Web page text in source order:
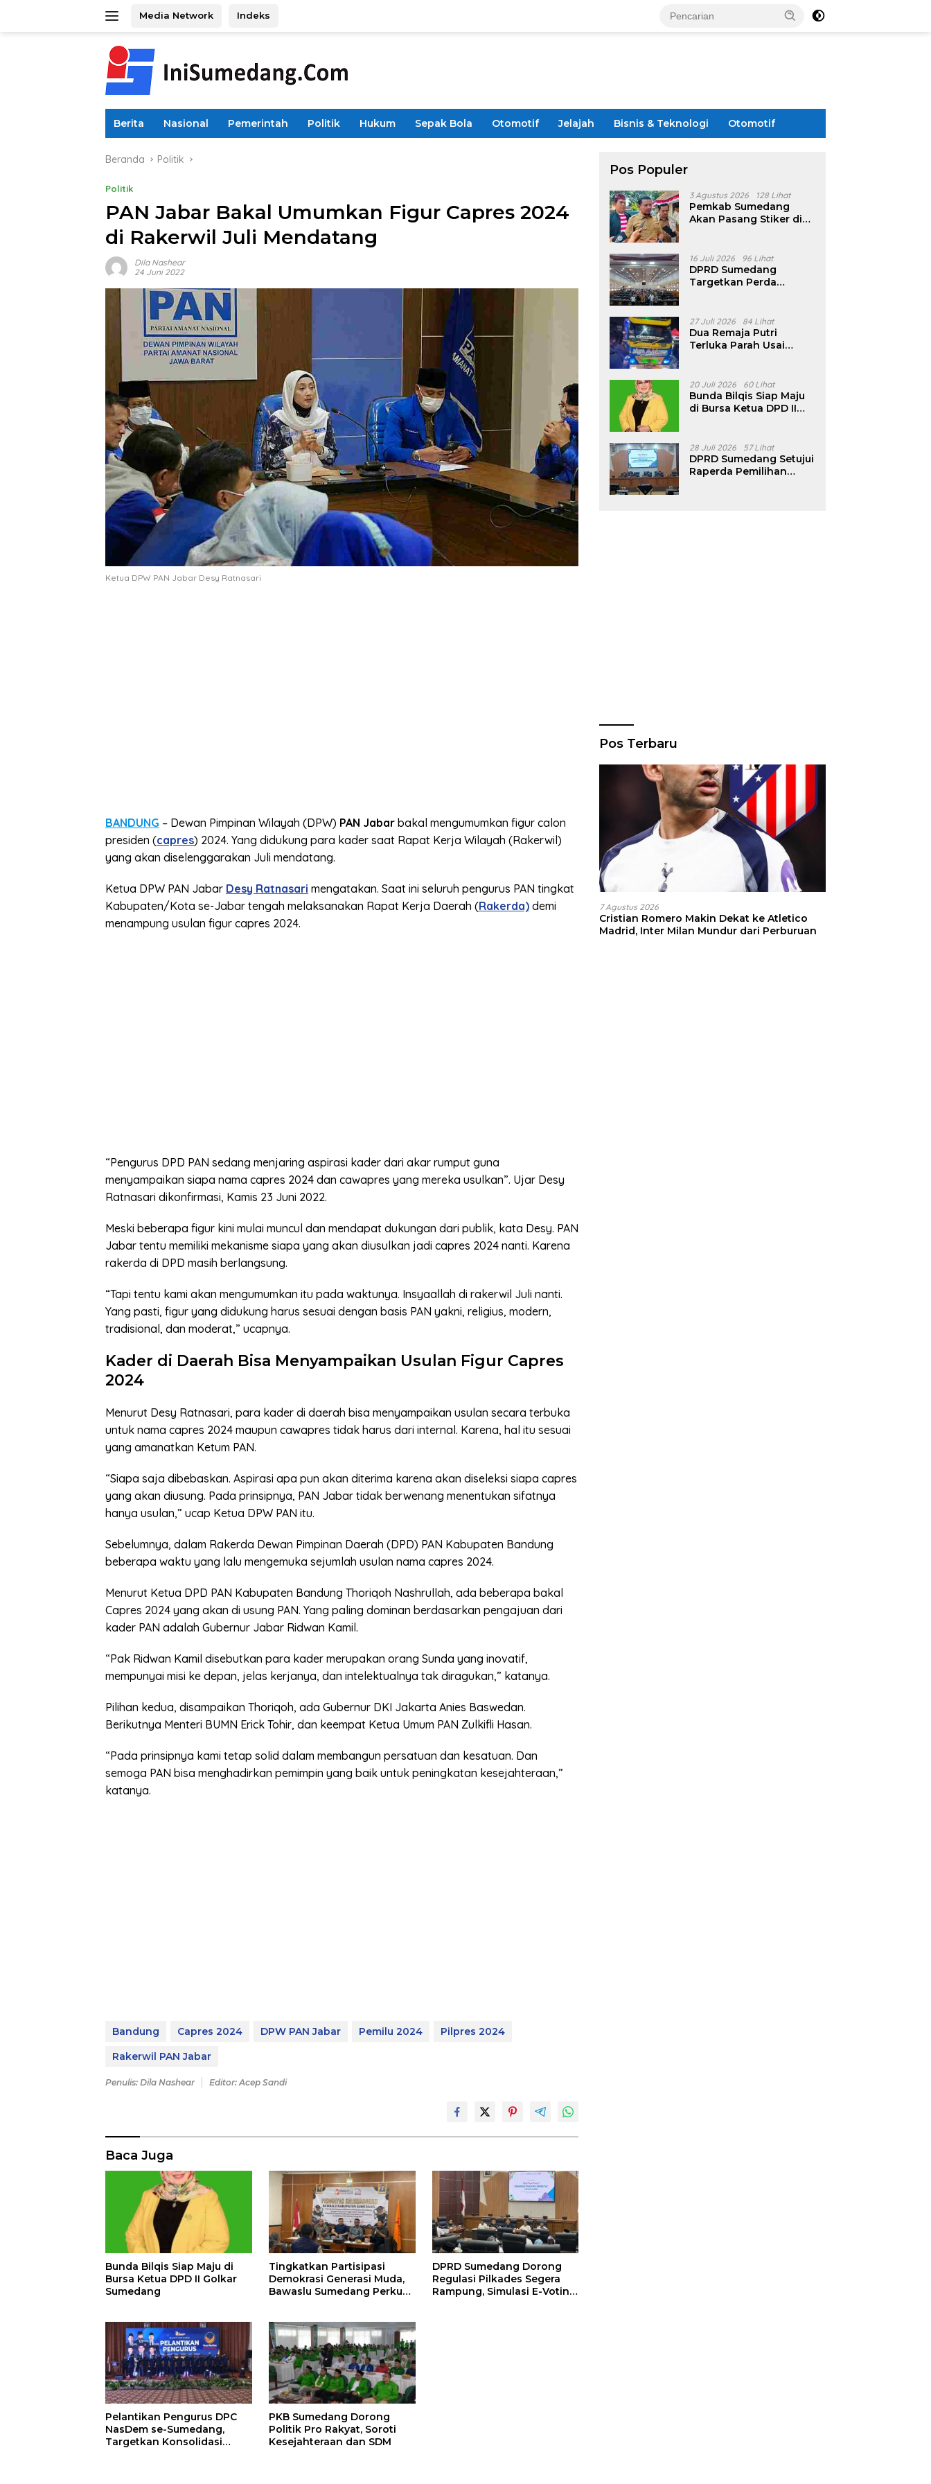
Media Network Indeks
Berita Nasional Pemerintah Politik Hukum Sepak Bola Otomotif Jelajah Bisnis & Teknologi Otomotif
Beranda Politik
Politik
PAN Jabar Bakal Umumkan Figur Capres 2024
di Rakerwil Juli Mendatang
Dila Nashear
24 Juni 2022
Ketua DPW PAN Jabar Desy Ratnasari
BANDUNG – Dewan Pimpinan Wilayah (DPW) PAN Jabar bakal mengumumkan figur calon
presiden (capres) 2024. Yang didukung para kader saat Rapat Kerja Wilayah (Rakerwil)
yang akan diselenggarakan Juli mendatang.
Ketua DPW PAN Jabar Desy Ratnasari mengatakan. Saat ini seluruh pengurus PAN tingkat
Kabupaten/Kota se-Jabar tengah melaksanakan Rapat Kerja Daerah (Rakerda) demi
menampung usulan figur capres 2024.
“Pengurus DPD PAN sedang menjaring aspirasi kader dari akar rumput guna
menyampaikan siapa nama capres 2024 dan cawapres yang mereka usulkan”. Ujar Desy
Ratnasari dikonfirmasi, Kamis 23 Juni 2022.
Meski beberapa figur kini mulai muncul dan mendapat dukungan dari publik, kata Desy. PAN
Jabar tentu memiliki mekanisme siapa yang akan diusulkan jadi capres 2024 nanti. Karena
rakerda di DPD masih berlangsung.
“Tapi tentu kami akan mengumumkan itu pada waktunya. Insyaallah di rakerwil Juli nanti.
Yang pasti, figur yang didukung harus sesuai dengan basis PAN yakni, religius, modern,
tradisional, dan moderat,” ucapnya.
Kader di Daerah Bisa Menyampaikan Usulan Figur Capres
2024
Menurut Desy Ratnasari, para kader di daerah bisa menyampaikan usulan secara terbuka
untuk nama capres 2024 maupun cawapres tidak harus dari internal. Karena, hal itu sesuai
yang amanatkan Ketum PAN.
“Siapa saja dibebaskan. Aspirasi apa pun akan diterima karena akan diseleksi siapa capres
yang akan diusung. Pada prinsipnya, PAN Jabar tidak berwenang menentukan sifatnya
hanya usulan,” ucap Ketua DPW PAN itu.
Sebelumnya, dalam Rakerda Dewan Pimpinan Daerah (DPD) PAN Kabupaten Bandung
beberapa waktu yang lalu mengemuka sejumlah usulan nama capres 2024.
Menurut Ketua DPD PAN Kabupaten Bandung Thoriqoh Nashrullah, ada beberapa bakal
Capres 2024 yang akan di usung PAN. Yang paling dominan berdasarkan pengajuan dari
kader PAN adalah Gubernur Jabar Ridwan Kamil.
“Pak Ridwan Kamil disebutkan para kader merupakan orang Sunda yang inovatif,
mempunyai misi ke depan, jelas kerjanya, dan intelektualnya tak diragukan,” katanya.
Pilihan kedua, disampaikan Thoriqoh, ada Gubernur DKI Jakarta Anies Baswedan.
Berikutnya Menteri BUMN Erick Tohir, dan keempat Ketua Umum PAN Zulkifli Hasan.
“Pada prinsipnya kami tetap solid dalam membangun persatuan dan kesatuan. Dan
semoga PAN bisa menghadirkan pemimpin yang baik untuk peningkatan kesejahteraan,”
katanya.
Bandung Capres 2024 DPW PAN Jabar Pemilu 2024
Pilpres 2024
Rakerwil PAN Jabar
Penulis: Dila Nashear Editor: Acep Sandi
Baca Juga
Bunda Bilqis Siap Maju di
Bursa Ketua DPD II Golkar
Sumedang
Tingkatkan Partisipasi
Demokrasi Generasi Muda,
Bawaslu Sumedang Perkuat
DPRD Sumedang Dorong
Regulasi Pilkades Segera
Rampung, Simulasi E-Voting
Pelantikan Pengurus DPC
NasDem se-Sumedang,
Targetkan Konsolidasi
PKB Sumedang Dorong
Politik Pro Rakyat, Soroti
Kesejahteraan dan SDM
Pos Populer
3 Agustus 2026 128 Lihat
Pemkab Sumedang
Akan Pasang Stiker di
16 Juli 2026 96 Lihat
DPRD Sumedang
Targetkan Perda
Pencalonan Diperjelas
27 Juli 2026 84 Lihat
Dua Remaja Putri
Terluka Parah Usai
Tanjungsari Sumedang
20 Juli 2026 60 Lihat
Bunda Bilqis Siap Maju
di Bursa Ketua DPD II
28 Juli 2026 57 Lihat
DPRD Sumedang Setujui
Raperda Pemilihan
Pos Terbaru
7 Agustus 2026
Cristian Romero Makin Dekat ke Atletico
Madrid, Inter Milan Mundur dari Perburuan